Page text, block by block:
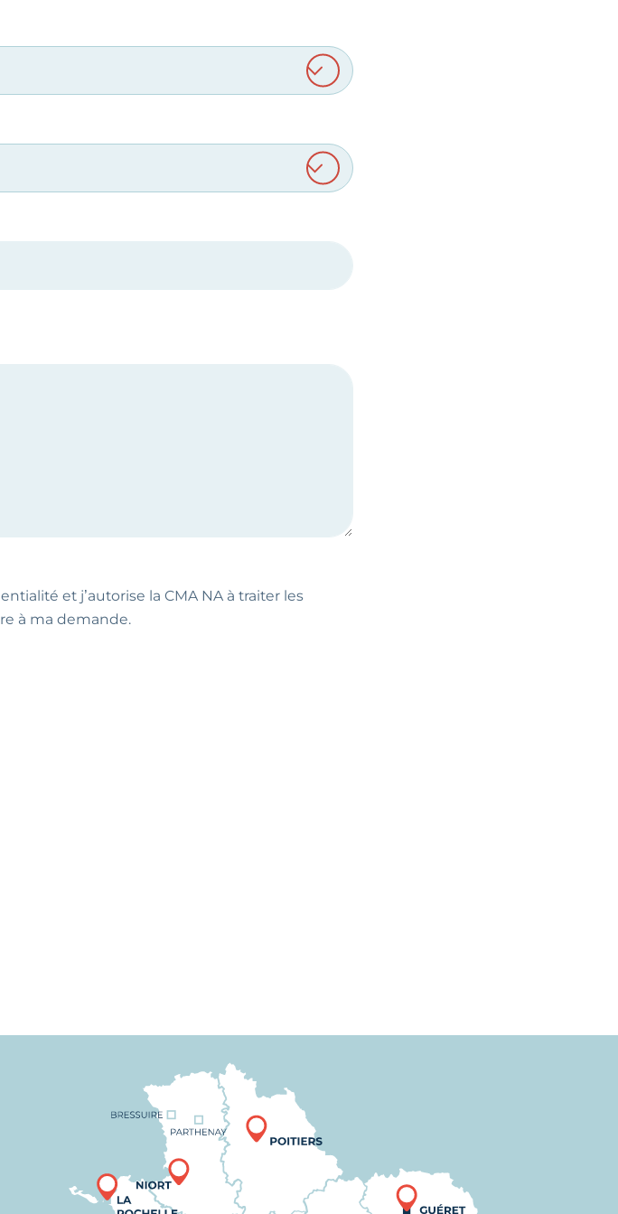
et j’autorise la CMA NA à traiter les
à ma demande.